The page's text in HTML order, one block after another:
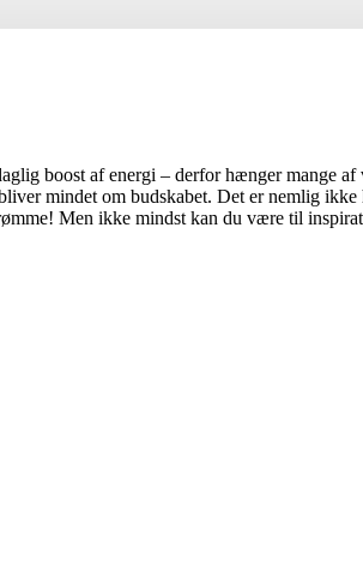
boost af energi – derfor hænger mange af
mindet om budskabet. Det er nemlig
Men ikke mindst kan du være til